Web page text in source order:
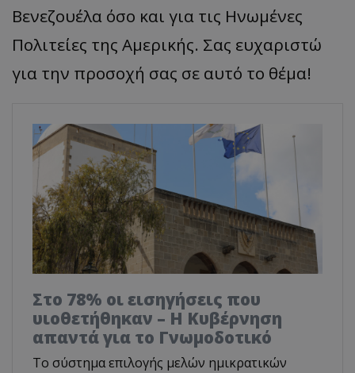
Βενεζουέλα όσο και για τις Ηνωμένες
Πολιτείες της Αμερικής. Σας ευχαριστώ
για την προσοχή σας σε αυτό το θέμα!
Στο 78% οι εισηγήσεις που
υιοθετήθηκαν – Η Κυβέρνηση
απαντά για το Γνωμοδοτικό
Το σύστημα επιλογής μελών ημικρατικών